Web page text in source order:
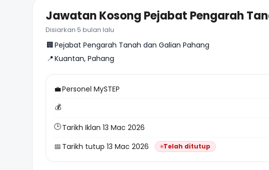
Jawatan Kosong Pejabat Pengarah
Disiarkan 5 bulan lalu
🏢Pejabat Pengarah Tanah dan Galian Pahang
📍Kuantan, Pahang
💼Personel MySTEP
💰
🕒Tarikh Iklan 13 Mac 2026
📅 Tarikh tutup 13 Mac 2026 Telah ditutup